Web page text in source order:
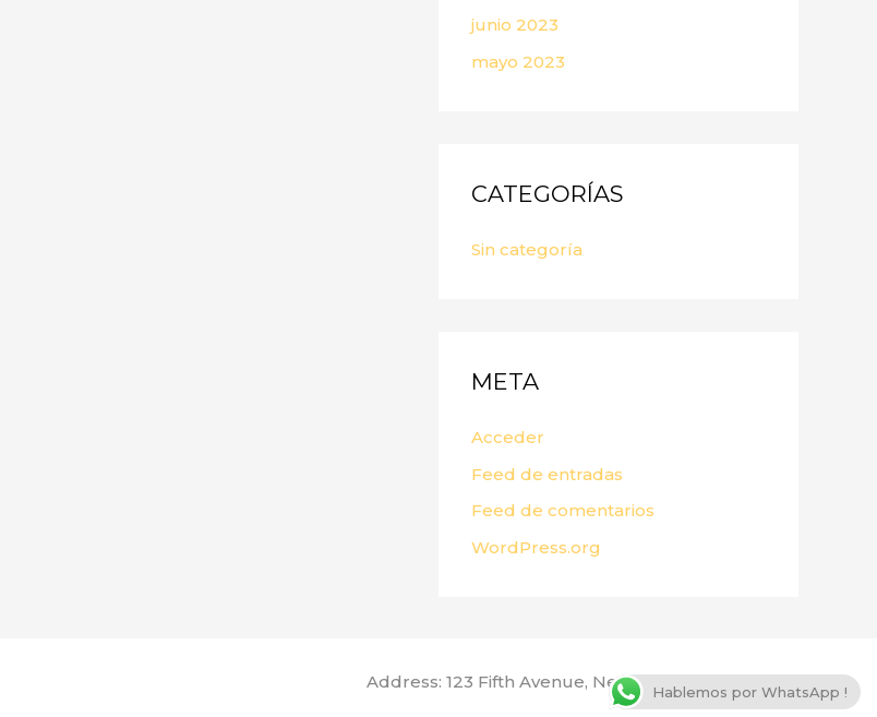
junio 2023
mayo 2023
CATEGORÍAS
Sin categoría
META
Acceder
Feed de entradas
Feed de comentarios
WordPress.org
Address: 123 Fifth Avenue, New York, NY 10160, USA
Hablemos por WhatsApp !